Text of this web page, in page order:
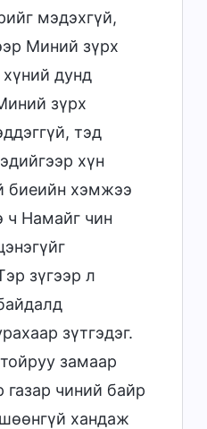
мэдэхгүй,
Миний зүрх
дунд
зүрх
тэд
хүн
биеийн хэмжээ
ч Намайг чин
зүгээр л
зүтгэдэг.
замаар
чиний байр
хандаж